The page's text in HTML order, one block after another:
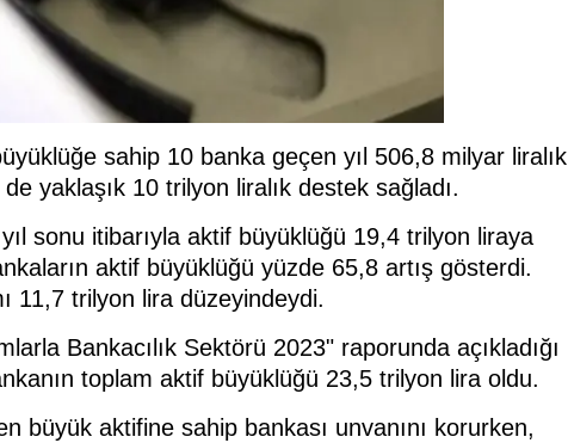
sahip 10 banka geçen yıl 506,8 milyar liralık
yaklaşık 10 trilyon liralık destek sağladı.
sonu itibarıyla aktif büyüklüğü 19,4 trilyon liraya
aktif büyüklüğü yüzde 65,8 artış gösterdi.
11,7 trilyon lira düzeyindeydi.
Bankacılık Sektörü 2023" raporunda açıkladığı
toplam aktif büyüklüğü 23,5 trilyon lira oldu.
büyük aktifine sahip bankası unvanını korurken,